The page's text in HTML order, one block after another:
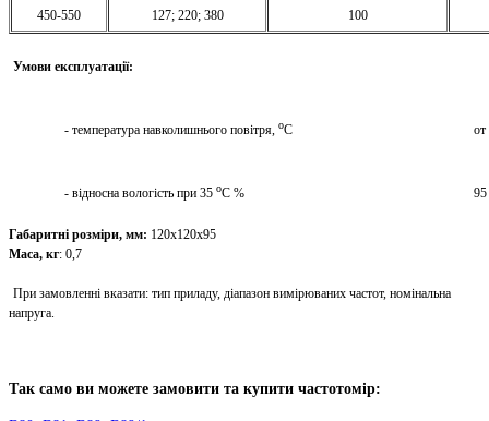
450-550
127; 220; 380
100
Умови експлуатації:
- температура навколишнього повітря, оС
- відносна вологість при 35 оС % 95
Габаритні розміри, мм: 120х120х95
Маса, кг: 0,7
При замовленні вказати: тип приладу, діапазон вимірюваних частот, номінальна
напруга.
Так само ви можете замовити та купити частотомір: